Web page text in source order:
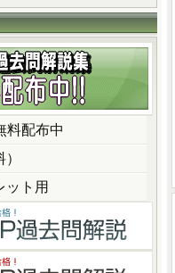
料配布中
ット用